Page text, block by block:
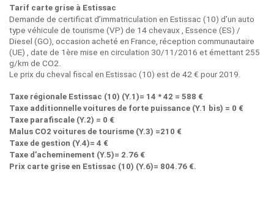
Tarif carte grise à Estissac
Demande de certificat d’immatriculation en Estissac (10) d’un auto
type véhicule de tourisme (VP) de 14 chevaux , Essence (ES) /
Diesel (GO), occasion acheté en France, réception communautaire
(UE) , date de 1ère mise en circulation 30/11/2016 et émettant 255
g/km de CO2.
Le prix du cheval fiscal en Estissac (10) est de 42 € pour 2019.
Taxe régionale Estissac (10) (Y.1)= 14 * 42 = 588 €
Taxe additionnelle voitures de forte puissance (Y.1 bis) = 0 €
Taxe parafiscale (Y.2) = 0 €
Malus CO2 voitures de tourisme (Y.3) =210 €
Taxe de gestion (Y.4)= 4 €
Taxe d’acheminement (Y.5)= 2.76 €
Prix carte grise en Estissac (10) (Y.6)= 804.76 €.